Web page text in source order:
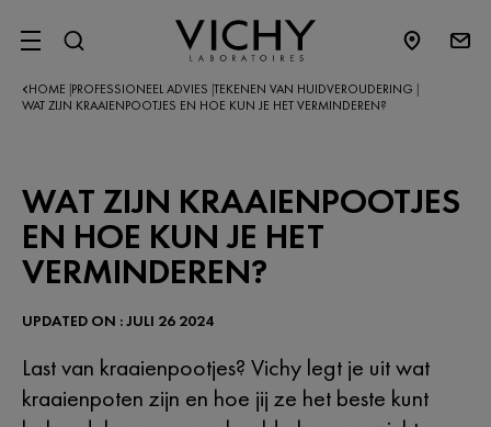
SITE MENU
HOME PROFESSIONEEL ADVIES TEKENEN VAN HUIDVEROUDERING
WAT ZIJN KRAAIENPOOTJES EN HOE KUN JE HET VERMINDEREN?
WAT ZIJN KRAAIENPOOTJES
EN HOE KUN JE HET
VERMINDEREN?
Last van kraaienpootjes? Vichy legt je uit wat
kraaienpoten zijn en hoe jij ze het beste kunt
UPDATED ON : JULI 26 2024